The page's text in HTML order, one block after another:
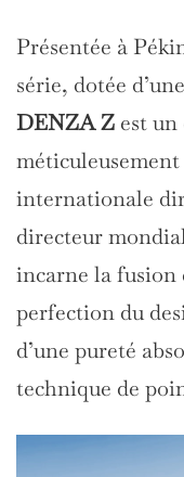
Présentée à
série, dotée
DENZA Z est
internationale
directeur
incarne la
perfection du
d’une pureté
technique de